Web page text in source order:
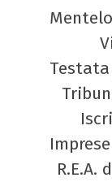
R.E.A.